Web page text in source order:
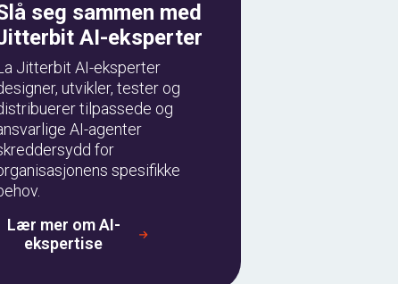
seg sammen med
AI-eksperter
Jitterbit AI-eksperter
utvikler, tester og
tilpassede og
AI-agenter
for
spesifikke
Lær mer om AI-
ekspertise